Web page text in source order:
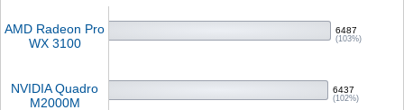
AMD Radeon Pro
WX 3100
6487
(103%)
NVIDIA Quadro
M2000M
6437
(102%)